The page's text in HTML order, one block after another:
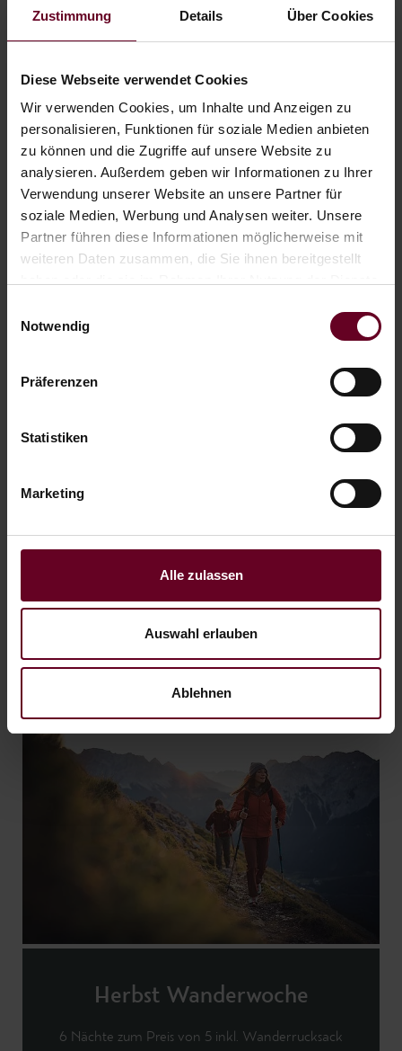
Zustimmung Details Über Cookies
Diese Webseite verwendet Cookies
Wir verwenden Cookies, um Inhalte und Anzeigen zu
personalisieren, Funktionen für soziale Medien anbieten
zu können und die Zugriffe auf unsere Website zu
analysieren. Außerdem geben wir Informationen zu Ihrer
Verwendung unserer Website an unsere Partner für
soziale Medien, Werbung und Analysen weiter. Unsere
Partner führen diese Informationen möglicherweise mit
weiteren Daten zusammen, die Sie ihnen bereitgestellt
Notwendig
Präferenzen
Statistiken
Marketing
Alle zulassen
Auswahl erlauben
Ablehnen
ab € 568,– pro Person
WEITERLESEN
3 Nächte inkl. Schifffahrt und Ruderbootausflug
31.05. - 11.10.2026
Herbst Wanderwoche
6 Nächte zum Preis von 5 inkl. Wanderrucksack